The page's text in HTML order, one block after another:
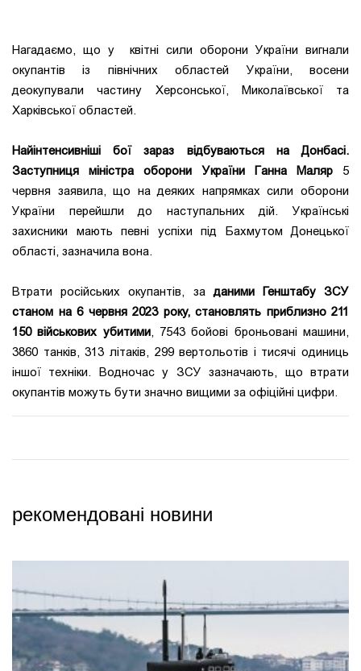
Нагадаємо, що у квітні сили оборони України вигнали
окупантів із північних областей України, восени
деокупували частину Херсонської, Миколаївської та
Харківської областей.
Найінтенсивніші бої зараз відбуваються на Донбасі.
Заступниця міністра оборони України Ганна Маляр5
червня заявила, що на деяких напрямках сили оборони
України перейшли до наступальних дій. Українські
захисники мають певні успіхи під Бахмутом Донецької
області, зазначила вона.
Втрати російських окупантів, заданими Генштабу ЗСУ
станом на 6 червня 2023 року, становлять приблизно 211
150 військових убитими, 7543 бойові броньовані машини,
3860 танків, 313 літаків, 299 вертольотів і тисячі одиниць
іншої техніки. Водночас у ЗСУ зазначають, що втрати
окупантів можуть бути значно вищими за офіційні цифри.
рекомендовані новини